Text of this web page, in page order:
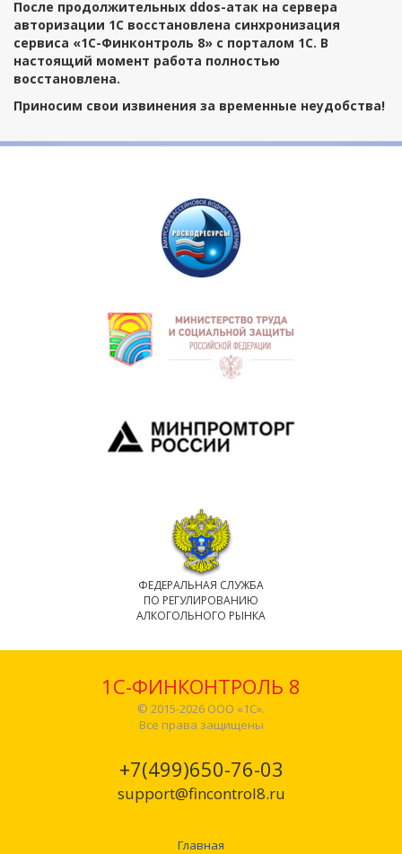
После продолжительных ddos-атак на сервера
авторизации 1С восстановлена синхронизация
сервиса «1С-Финконтроль 8» с порталом 1С. В
настоящий момент работа полностью
восстановлена.
Приносим свои извинения за временные неудобства!
ФЕДЕРАЛЬНАЯ СЛУЖБА
ПО РЕГУЛИРОВАНИЮ
АЛКОГОЛЬНОГО РЫНКА
1С-ФИНКОНТРОЛЬ 8
© 2015-2026 ООО «1С».
Все права защищены
+7(499)650-76-03
support@fincontrol8.ru
Главная